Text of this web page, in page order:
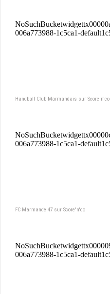
Handball Club Marmandais sur Score'n'co
FC Marmande 47 sur Score'n'co